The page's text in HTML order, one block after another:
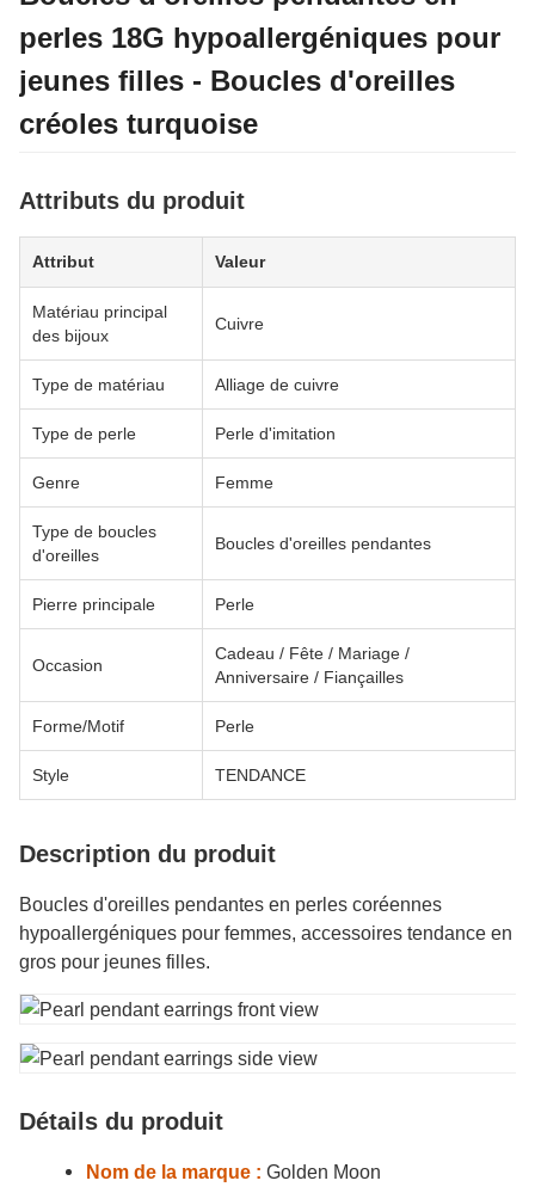
perles 18G hypoallergéniques pour
jeunes filles - Boucles d'oreilles
créoles turquoise
Attributs du produit
Attribut Valeur
Matériau principal
des bijoux
Cuivre
Type de matériau Alliage de cuivre
Type de perle Perle d'imitation
Genre Femme
Type de boucles
d'oreilles
Boucles d'oreilles pendantes
Pierre principale Perle
Occasion
Cadeau / Fête / Mariage /
Anniversaire / Fiançailles
Forme/Motif Perle
Style TENDANCE
Description du produit
Boucles d'oreilles pendantes en perles coréennes
hypoallergéniques pour femmes, accessoires tendance en
gros pour jeunes filles.
Détails du produit
Nom de la marque : Golden Moon